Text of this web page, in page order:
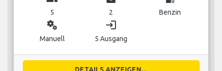
5 2 Benzin
miscellaneous_services
Manuell
login
5 Ausgang